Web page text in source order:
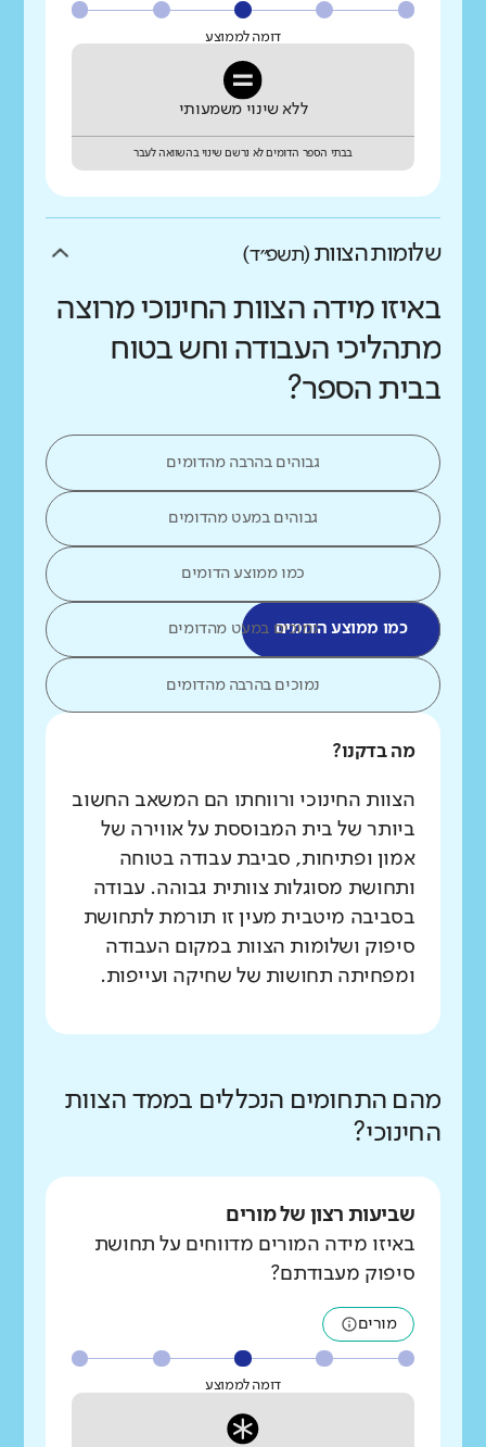
דומה לממוצע
ללא שינוי משמעותי
בבתי הספר הדומים לא נרשם שינוי בהשוואה לעבר
שלומות הצוות (תשפ״ד)
באיזו מידה הצוות החינוכי מרוצה
מתהליכי העבודה וחש בטוח
בבית הספר?
גבוהים בהרבה מהדומים
גבוהים במעט מהדומים
כמו ממוצע הדומים
כמו ממוצע הדומיםנמוכים במעט מהדומים
נמוכים בהרבה מהדומים
מה בדקנו?
הצוות החינוכי ורווחתו הם המשאב החשוב
ביותר של בית המבוססת על אווירה של
אמון ופתיחות, סביבת עבודה בטוחה
ותחושת מסוגלות צוותית גבוהה. עבודה
בסביבה מיטבית מעין זו תורמת לתחושת
סיפוק ושלומות הצוות במקום העבודה
ומפחיתה תחושות של שחיקה ועייפות.
מהם התחומים הנכללים בממד הצוות
החינוכי?
שביעות רצון של מורים
באיזו מידה המורים מדווחים על תחושת
סיפוק מעבודתם?
מורים
דומה לממוצע